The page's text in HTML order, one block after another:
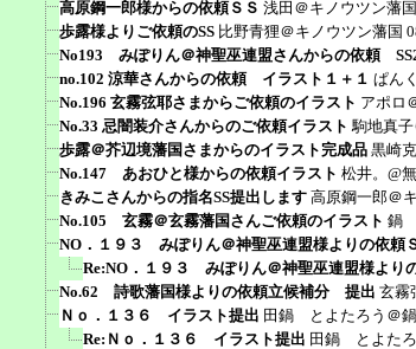
高原鋼一郎様からの依頼ＳＳ 浅田＠キノウツン藩国
歩露様よりご依頼のSS 比野青狸＠キノウツン藩国
No193 みぽりん＠神聖巫連盟さんからの依頼
no.102 涼華さんからの依頼 イラスト１＋１ ぱん
No.196 玄霧弦耶さまからご依頼のイラスト アポロ
No.33 忌闇装介さんからのご依頼イラスト 駒地真
歩露＠芥辺境藩国さまからのイラスト完成品 黒崎
No.147 あおひと様からの依頼イラスト 松井。@
きみこさんからの指名SS提出します 高原鋼一郎＠
No.105 玄霧＠玄霧藩国さんご依頼のイラスト 鍋
NO．１９３ みぽりん＠神聖巫連盟様よりの依頼
Re:NO．１９３ みぽりん＠神聖巫連盟様より
No.62 詩歌藩国様よりの依頼立候補分 提出 玄霧
Ｎｏ．１３６ イラスト提出 田鍋 とよたろう＠
Re:Ｎｏ．１３６ イラスト提出 田鍋 とよた